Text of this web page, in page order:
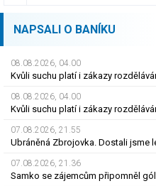
NAPSALI O BANÍKU
08.08.2026, 04.00
08.08.2026, 04.00
07.08.2026, 21.55
07.08.2026, 21.36